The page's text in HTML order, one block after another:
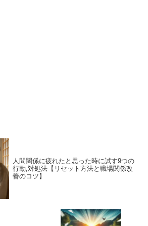
人間関係に疲れたと思った時に試す9つの
行動,対処法【リセット方法と職場関係改
善のコツ】